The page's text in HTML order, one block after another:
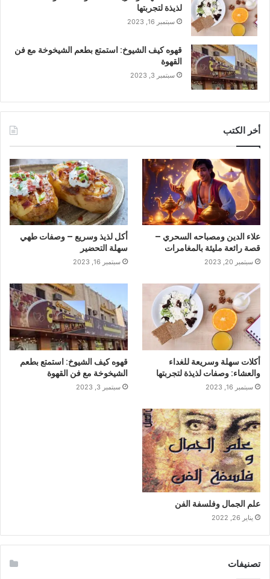
لذيذة لتجربتها
سبتمبر 16, 2023
قهوه كيف الشيوخ: استمتع بطعم الشيخوخة مع فن
القهوة
سبتمبر 3, 2023
أخر الكتب
علاء الدين ومصباحه السحري –
قصة رائعة مليئة بالمغامرات
سبتمبر 20, 2023
أكل لذيذ وسريع – وصفات طهي
سهلة التحضير
سبتمبر 16, 2023
أكلات سهلة وسريعة للغداء
والعشاء: وصفات لذيذة لتجربتها
سبتمبر 16, 2023
قهوه كيف الشيوخ: استمتع بطعم
الشيخوخة مع فن القهوة
سبتمبر 3, 2023
علم الجمال وفلسفة الفن
يناير 26, 2022
تصنيفات